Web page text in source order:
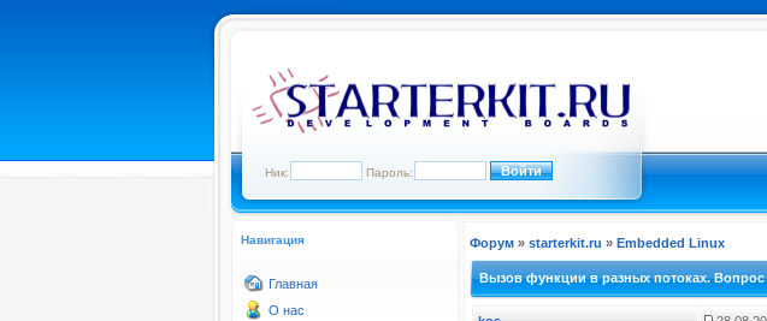
Ник: Пароль:
Навигация
Главная
О нас
Форум » starterkit.ru » Embedded Linux
Вызов функции в разных потоках.